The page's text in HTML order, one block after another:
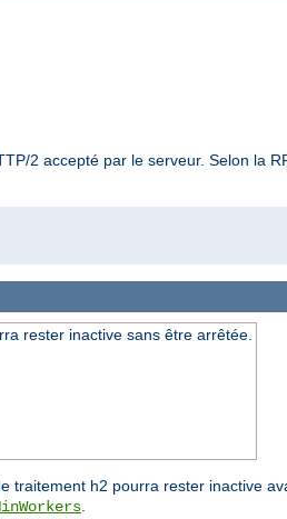
2 accepté par le serveur. Selon la
rester inactive sans être arrêtée.
traitement h2 pourra rester inactive
.